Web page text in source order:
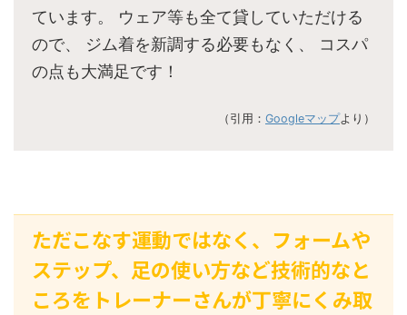
ています。 ウェア等も全て貸していただける
ので、 ジム着を新調する必要もなく、 コスパ
の点も大満足です！
（引用： Googleマップより）
ただこなす運動ではなく、フォームや
ステップ、足の使い方など技術的なと
ころをトレーナーさんが丁寧にくみ取